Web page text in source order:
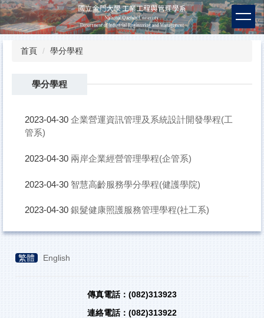
跳
主
首頁 學分學程
學分學程
2023-04-30 企業營運資訊管理及系統設計開發學程(工
管系)
2023-04-30 兩岸企業經營管理學程(企管系)
2023-04-30 智慧高齡服務學分學程(健護學院)
2023-04-30 銀髮健康照護服務管理學程(社工系)
繁體 English
傳真電話：(082)313923
連絡電話：(082)313922